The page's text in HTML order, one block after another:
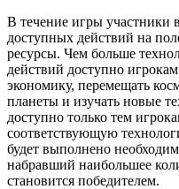
В течение игры участники
доступных действий на
ресурсы. Чем больше
действий доступно
экономику, перемещать
планеты и изучать новые
доступно только тем
соответствующую
будет выполнено
набравший наибольшее
становится победителем.